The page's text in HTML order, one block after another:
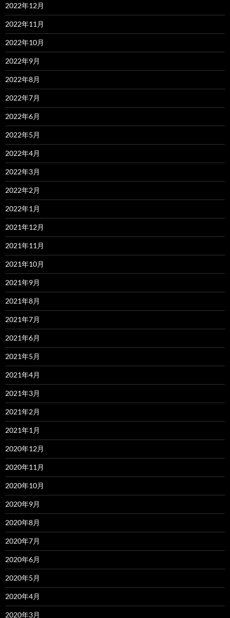
2022年12月
2022年11月
2022年10月
2022年9月
2022年8月
2022年7月
2022年6月
2022年5月
2022年4月
2022年3月
2022年2月
2022年1月
2021年12月
2021年11月
2021年10月
2021年9月
2021年8月
2021年7月
2021年6月
2021年5月
2021年4月
2021年3月
2021年2月
2021年1月
2020年12月
2020年11月
2020年10月
2020年9月
2020年8月
2020年7月
2020年6月
2020年5月
2020年4月
2020年3月